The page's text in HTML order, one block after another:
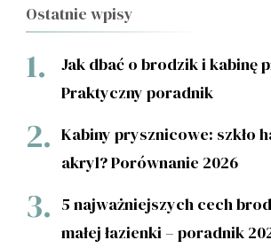
Ostatnie wpisy
Jak dbać o brodzik i kabinę
Praktyczny poradnik
Kabiny prysznicowe: szkło
akryl? Porównanie 2026
5 najważniejszych cech
małej łazienki – poradnik